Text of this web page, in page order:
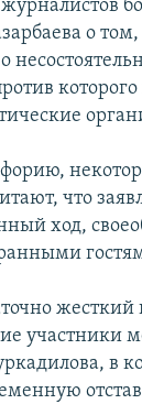
о
что
ход,
участники
в